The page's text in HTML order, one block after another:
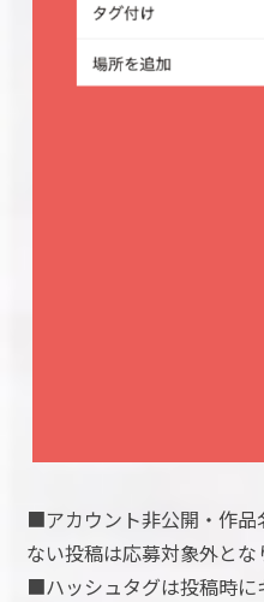
■アカウント非公開・作品
ない投稿は応募対象外とな
■ハッシュタグは投稿時に